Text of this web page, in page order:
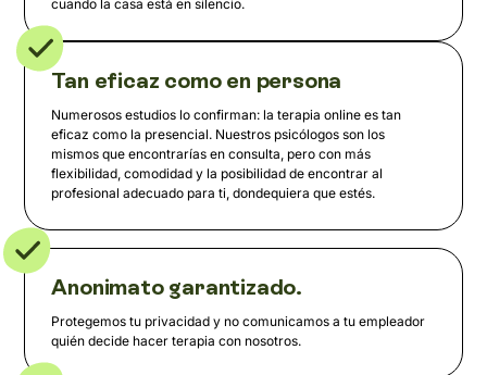
cuando la casa está en silencio.
Tan eficaz como en persona
Numerosos estudios lo confirman: la terapia online es tan
eficaz como la presencial. Nuestros psicólogos son los
mismos que encontrarías en consulta, pero con más
flexibilidad, comodidad y la posibilidad de encontrar al
profesional adecuado para ti, dondequiera que estés.
Anonimato garantizado.
Protegemos tu privacidad y no comunicamos a tu empleador
quién decide hacer terapia con nosotros.